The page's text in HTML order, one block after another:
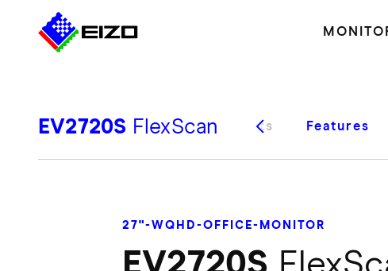
EV2720S FlexScanHighlights Features
27"-WQHD-OFFICE-MONITOR